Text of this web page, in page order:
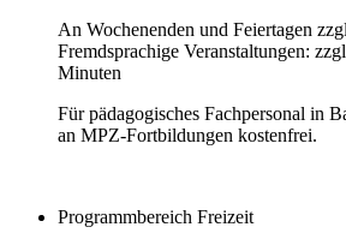
An Wochenenden und Feiertagen
Fremdsprachige Veranstaltungen:
Minuten
Für pädagogisches Fachpersonal in
an MPZ-Fortbildungen kostenfrei.
Programmbereich Freizeit